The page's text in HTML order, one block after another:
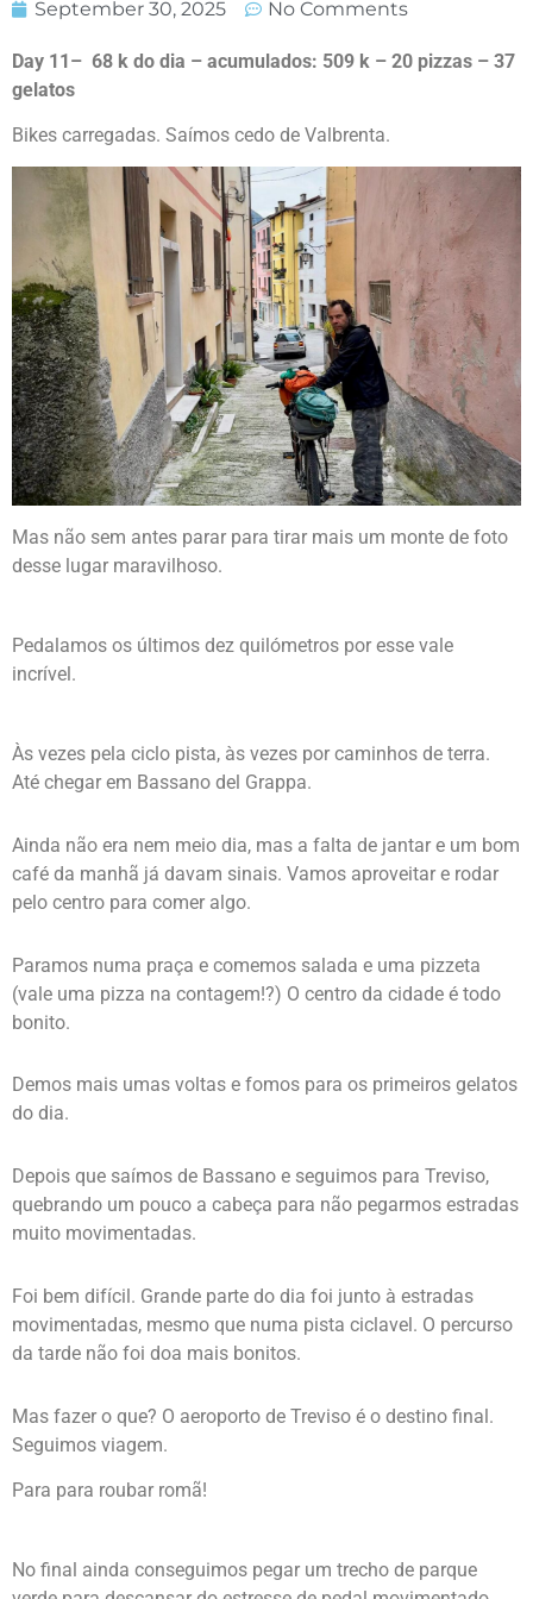
September 30, 2025 No Comments
Day 11– 68 k do dia – acumulados: 509 k – 20 pizzas – 37
gelatos
Bikes carregadas. Saímos cedo de Valbrenta.
Mas não sem antes parar para tirar mais um monte de foto
desse lugar maravilhoso.
Pedalamos os últimos dez quilómetros por esse vale
incrível.
Às vezes pela ciclo pista, às vezes por caminhos de terra.
Até chegar em Bassano del Grappa.
Ainda não era nem meio dia, mas a falta de jantar e um bom
café da manhã já davam sinais. Vamos aproveitar e rodar
pelo centro para comer algo.
Paramos numa praça e comemos salada e uma pizzeta
(vale uma pizza na contagem!?) O centro da cidade é todo
bonito.
Demos mais umas voltas e fomos para os primeiros gelatos
do dia.
Depois que saímos de Bassano e seguimos para Treviso,
quebrando um pouco a cabeça para não pegarmos estradas
muito movimentadas.
Foi bem difícil. Grande parte do dia foi junto à estradas
movimentadas, mesmo que numa pista ciclavel. O percurso
da tarde não foi doa mais bonitos.
Mas fazer o que? O aeroporto de Treviso é o destino final.
Seguimos viagem.
Para para roubar romã!
No final ainda conseguimos pegar um trecho de parque